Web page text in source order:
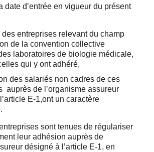
date d’entrée en vigueur du présent
des entreprises relevant du champ
de la convention collective
laboratoires de biologie médicale,
qui y ont adhéré,
des salariés non cadres de ces
auprès de l’organisme assureur
E-1,ont un caractère
sont tenues de régulariser
leur adhésion auprès de
désigné à l’article E-1, en